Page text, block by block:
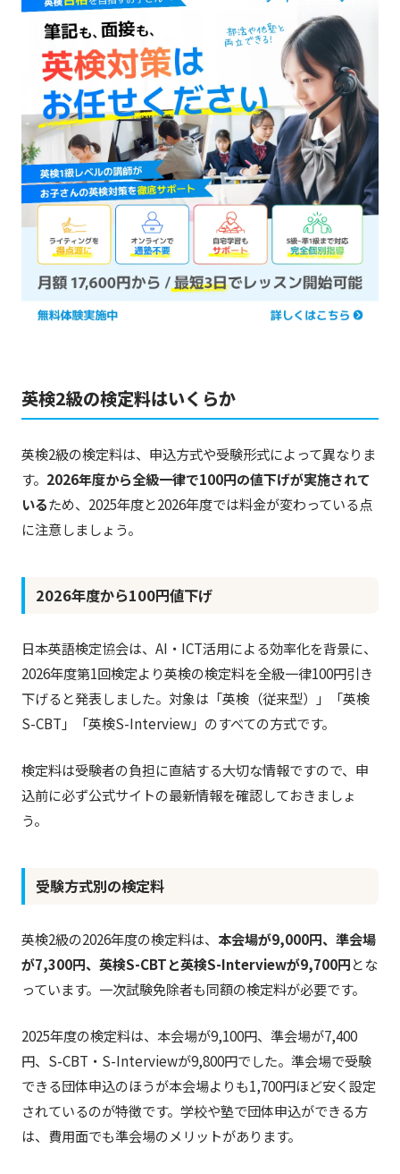
英検2級の検定料はいくらか
英検2級の検定料は、申込方式や受験形式によって異なりま
す。 2026年度から全級一律で100円の値下げが実施されて
いるため、2025年度と2026年度では料金が変わっている点
に注意しましょう。
2026年度から100円値下げ
日本英語検定協会は、AI・ICT活用による効率化を背景に、
2026年度第1回検定より英検の検定料を全級一律100円引き
下げると発表しました。対象は「英検（従来型）」「英検
S-CBT」「英検S-Interview」のすべての方式です。
検定料は受験者の負担に直結する大切な情報ですので、申
込前に必ず公式サイトの最新情報を確認しておきましょ
う。
受験方式別の検定料
英検2級の2026年度の検定料は、 本会場が9,000円、準会場
が7,300円、英検S-CBTと英検S-Interviewが9,700円とな
っています。一次試験免除者も同額の検定料が必要です。
2025年度の検定料は、本会場が9,100円、準会場が7,400
円、S-CBT・S-Interviewが9,800円でした。準会場で受験
できる団体申込のほうが本会場よりも1,700円ほど安く設定
されているのが特徴です。学校や塾で団体申込ができる方
は、費用面でも準会場のメリットがあります。